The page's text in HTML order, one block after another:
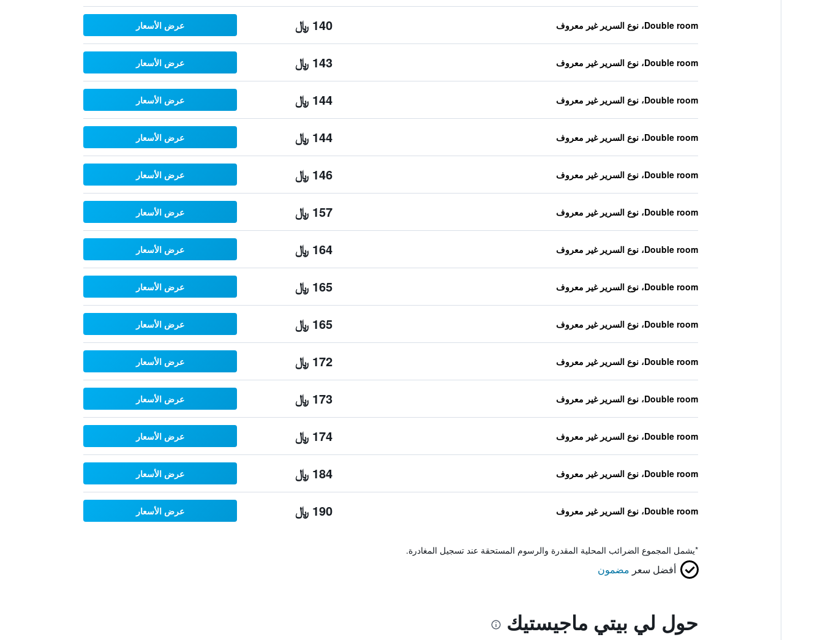
Double room، نوع السرير غير معروف 140 ﷼ عرض الأسعار
Double room، نوع السرير غير معروف 143 ﷼ عرض الأسعار
Double room، نوع السرير غير معروف 144 ﷼ عرض الأسعار
Double room، نوع السرير غير معروف 144 ﷼ عرض الأسعار
Double room، نوع السرير غير معروف 146 ﷼ عرض الأسعار
Double room، نوع السرير غير معروف 157 ﷼ عرض الأسعار
Double room، نوع السرير غير معروف 164 ﷼ عرض الأسعار
Double room، نوع السرير غير معروف 165 ﷼ عرض الأسعار
Double room، نوع السرير غير معروف 165 ﷼ عرض الأسعار
Double room، نوع السرير غير معروف 172 ﷼ عرض الأسعار
Double room، نوع السرير غير معروف 173 ﷼ عرض الأسعار
Double room، نوع السرير غير معروف 174 ﷼ عرض الأسعار
Double room، نوع السرير غير معروف 184 ﷼ عرض الأسعار
Double room، نوع السرير غير معروف 190 ﷼ عرض الأسعار
*يشمل المجموع الضرائب المحلية المقدرة والرسوم المستحقة عند تسجيل المغادرة.
أفضل سعر مضمون
حول لي بيتي ماجيستيك